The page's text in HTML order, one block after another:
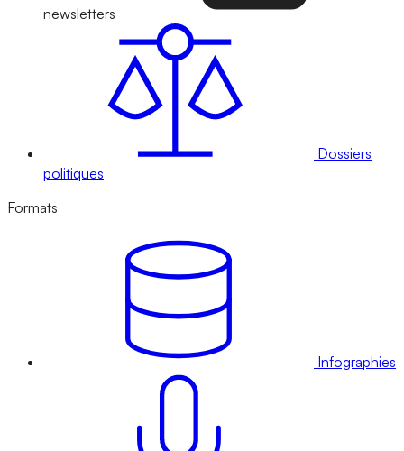
newsletters
Dossiers
politiques
Formats
Infographies